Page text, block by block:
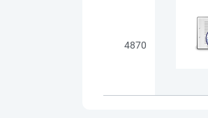
4870